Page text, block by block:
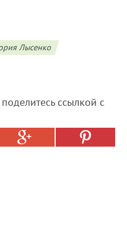
Лысенко
ссылкой с